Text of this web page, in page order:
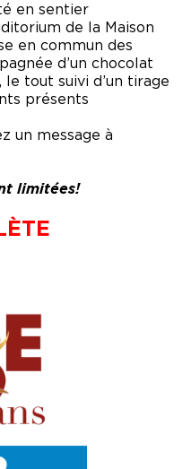
en sentier
de la Maison
en commun des
d’un chocolat
tout suivi d’un tirage
présents
un message à
limitées!